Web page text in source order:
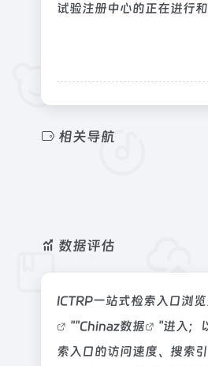
试验注册中心的正在进行
相关导航
数据评估
ICTRP一站式检索入口浏
""Chinaz数据
"进入；
索入口的访问速度、搜索